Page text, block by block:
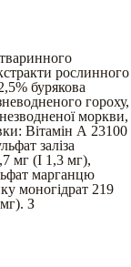
рослинного
бурякова
гороху,
моркви,
Вітамін А 23100
заліза
мг (І 1,3 мг),
марганцю
моногідрат 219
З